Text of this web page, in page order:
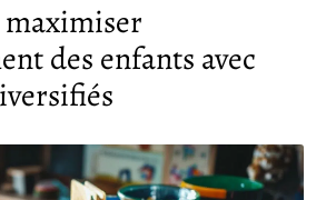
des enfants avec